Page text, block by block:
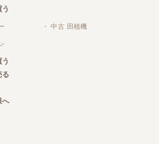
上農場
お取引ありがとうございました。 梱包も
連絡をいたいておりません。
川
・ 中古 田植機
る
へ